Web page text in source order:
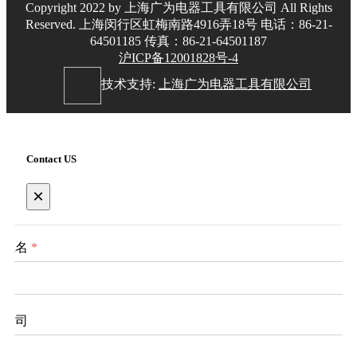
Copyright 2022 by 上海广为电器工具有限公司 All Rights
Reserved. 上海闵行区虹梅南路4916弄18号 电话：86-21-
64501185 传真：86-21-64501187
沪ICP备12001828号-4
技术支持:上海广为电器工具有限公司
Contact US
×
姓名 *
公司